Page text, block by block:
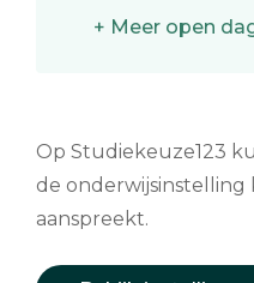
+ Meer open
Op Studiekeuze123
de onderwijsinstelling
aanspreekt.